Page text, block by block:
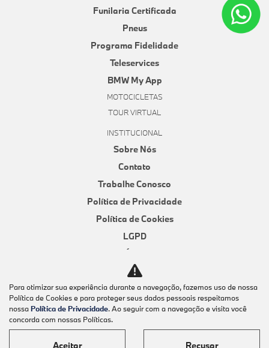
Funilaria Certificada
Pneus
Programa Fidelidade
Teleservices
BMW My App
MOTOCICLETAS
TOUR VIRTUAL
INSTITUCIONAL
Sobre Nós
Contato
Trabalhe Conosco
Política de Privacidade
Política de Cookies
LGPD
Código de Ética e Conduta
Canal de Denúncias
Canal de Ouvidoria
AVALIAÇÃO ONLINE
Para otimizar sua experiência durante a navegação, fazemos uso de nossa
Política de Cookies e para proteger seus dados pessoais respeitamos
nossaPolítica de Privacidade. Ao seguir com a navegação e visita você
concorda com nossas Políticas.
Aceitar Recusar